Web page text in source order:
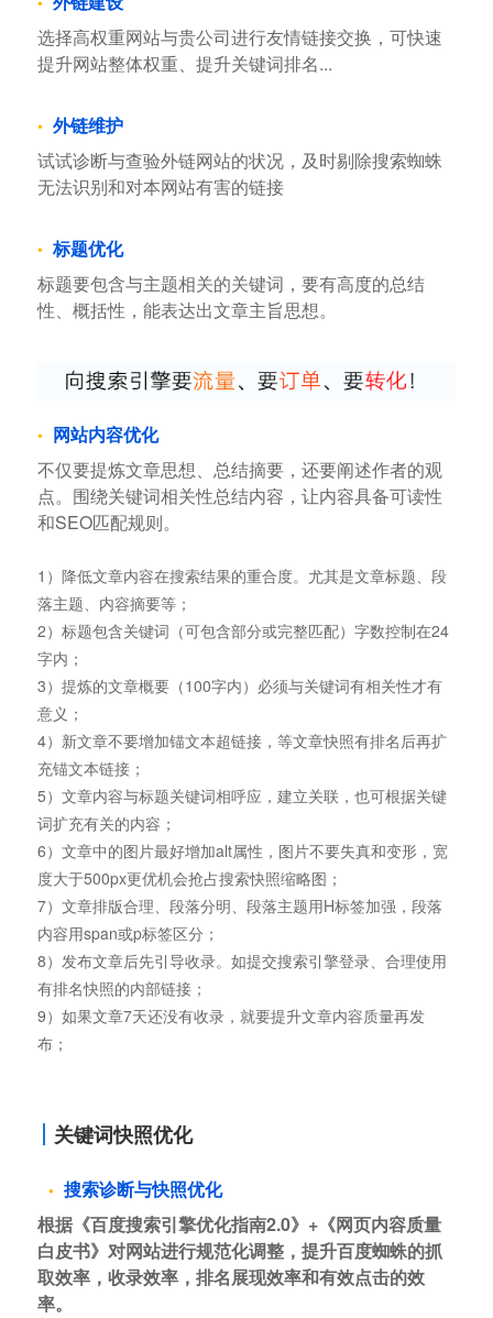
选择高权重网站与贵公司进行友情链接交换，可快速
提升网站整体权重、提升关键词排名...
外链维护
试试诊断与查验外链网站的状况，及时剔除搜索蜘蛛
无法识别和对本网站有害的链接
标题优化
标题要包含与主题相关的关键词，要有高度的总结
性、概括性，能表达出文章主旨思想。
网站内容优化
不仅要提炼文章思想、总结摘要，还要阐述作者的观
点。围绕关键词相关性总结内容，让内容具备可读性
和SEO匹配规则。
1）降低文章内容在搜索结果的重合度。尤其是文章标题、段
落主题、内容摘要等；
2）标题包含关键词（可包含部分或完整匹配）字数控制在24
字内；
3）提炼的文章概要（100字内）必须与关键词有相关性才有
意义；
4）新文章不要增加锚文本超链接，等文章快照有排名后再扩
充锚文本链接；
5）文章内容与标题关键词相呼应，建立关联，也可根据关键
词扩充有关的内容；
6）文章中的图片最好增加alt属性，图片不要失真和变形，宽
度大于500px更优机会抢占搜索快照缩略图；
7）文章排版合理、段落分明、段落主题用H标签加强，段落
内容用span或p标签区分；
8）发布文章后先引导收录。如提交搜索引擎登录、合理使用
有排名快照的内部链接；
9）如果文章7天还没有收录，就要提升文章内容质量再发
布；
关键词快照优化
搜索诊断与快照优化
根据《百度搜索引擎优化指南2.0》+《网页内容质量
白皮书》对网站进行规范化调整，提升百度蜘蛛的抓
取效率，收录效率，排名展现效率和有效点击的效
率。